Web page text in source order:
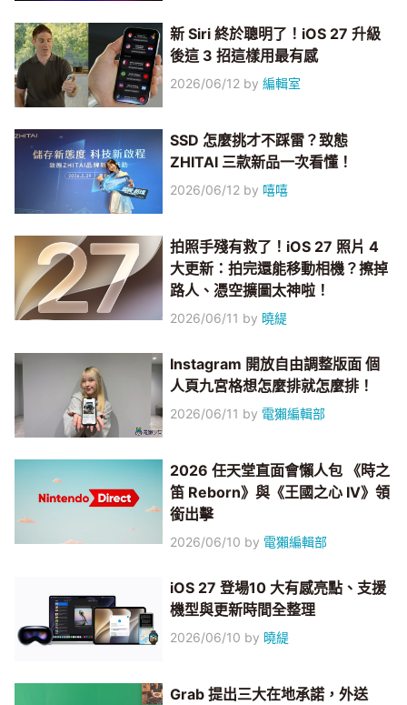
新 Siri 終於聰明了！iOS 27 升級
後這 3 招這樣用最有感
2026/06/12 by編輯室
SSD 怎麼挑才不踩雷？致態
ZHITAI 三款新品一次看懂！
2026/06/12 by 嘻嘻
拍照手殘有救了！iOS 27 照片 4
大更新：拍完還能移動相機？擦掉
路人、憑空擴圖太神啦！
2026/06/11 by 曉緹
Instagram 開放自由調整版面 個
人頁九宮格想怎麼排就怎麼排！
2026/06/11 by 電獺編輯部
2026 任天堂直面會懶人包 《時之
笛 Reborn》與《王國之心 IV》領
銜出擊
2026/06/10 by 電獺編輯部
iOS 27 登場10 大有感亮點、支援
機型與更新時間全整理
2026/06/10 by 曉緹
Grab 提出三大在地承諾，外送